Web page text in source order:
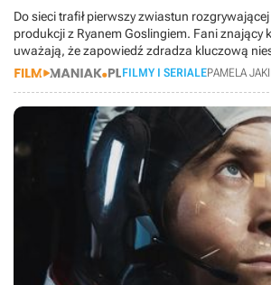
Do sieci trafił pierwszy zwiastun
produkcji z Ryanem Goslingiem. Fani znający
uważają, że zapowiedź zdradza kluczową
FILMY I SERIALEPAMELA